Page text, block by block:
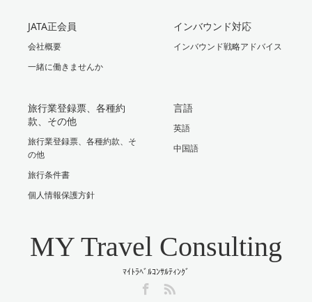
JATA正会員
会社概要
一緒に働きませんか
インバウンド対応
インバウンド戦略アドバイス
旅行業登録票、各種約
款、その他
旅行業登録票、各種約款、そ
の他
旅行条件書
個人情報保護方針
言語
英語
中国語
MY Travel Consulting
ﾏｲﾄﾗﾍﾞﾙｺﾝｻﾙﾃｨﾝｸﾞ